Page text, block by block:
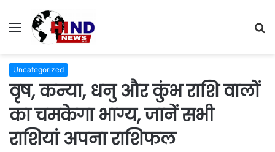
Menu
Uncategorized
वृष, कन्या, धनु और कुंभ राशि वालों
का चमकेगा भाग्य, जानें सभी
राशियां अपना राशिफल